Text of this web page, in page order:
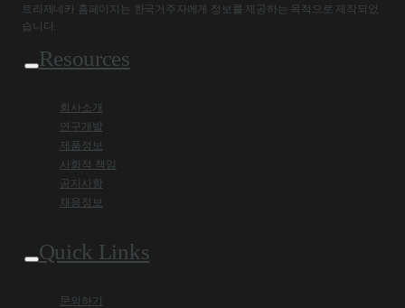
트라제네카 홈페이지는 한국거주자에게 정보를 제공하는 목적으로 제작되었
습니다.
Resources
회사소개
연구개발
제품정보
사회적 책임
공지사항
채용정보
Quick Links
문의하기